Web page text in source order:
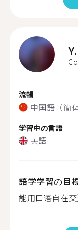
Y.
流暢
中国語（簡
学習中の言語
英語
語学学習の目
能用口语自在